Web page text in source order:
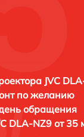
JVC
по желанию
обращения
DLA-NZ9 от 35